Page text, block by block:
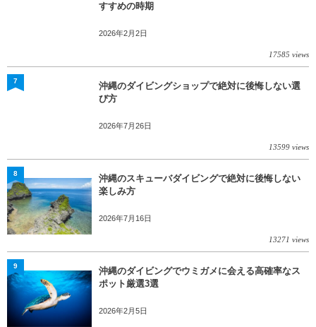
すすめの時期
2026年2月2日
17585 views
沖縄のダイビングショップで絶対に後悔しない選
び方
2026年7月26日
13599 views
7
沖縄のスキューバダイビングで絶対に後悔しない
楽しみ方
2026年7月16日
13271 views
8
沖縄のダイビングでウミガメに会える高確率なス
ポット厳選3選
2026年2月5日
9